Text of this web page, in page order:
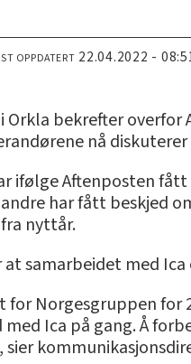
OPPDATERT 22.04.2022 -
Orkla bekrefter
nå
ifølge Aftenposten
har fått beskjed
nyttår.
samarbeidet med
Norgesgruppen for
Ica på gang. Å